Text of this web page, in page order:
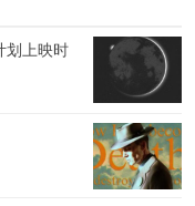
划上映时